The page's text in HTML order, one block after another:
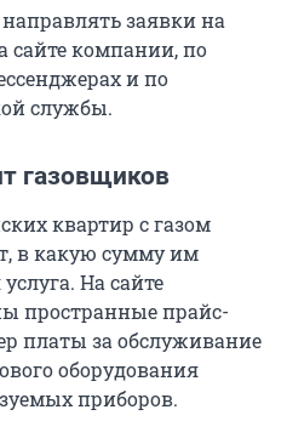
заявки на
сайте компании, по
и по
службы.
газовщиков
квартир с газом
в какую сумму им
На сайте
пространные прайс-
платы за обслуживание
оборудования
приборов.